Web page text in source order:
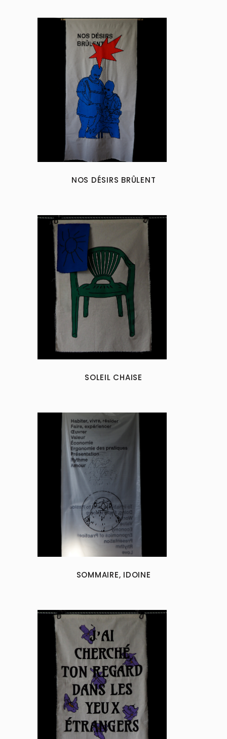
NOS DÉSIRS BRÛLENT
SOLEIL CHAISE
SOMMAIRE, IDOINE